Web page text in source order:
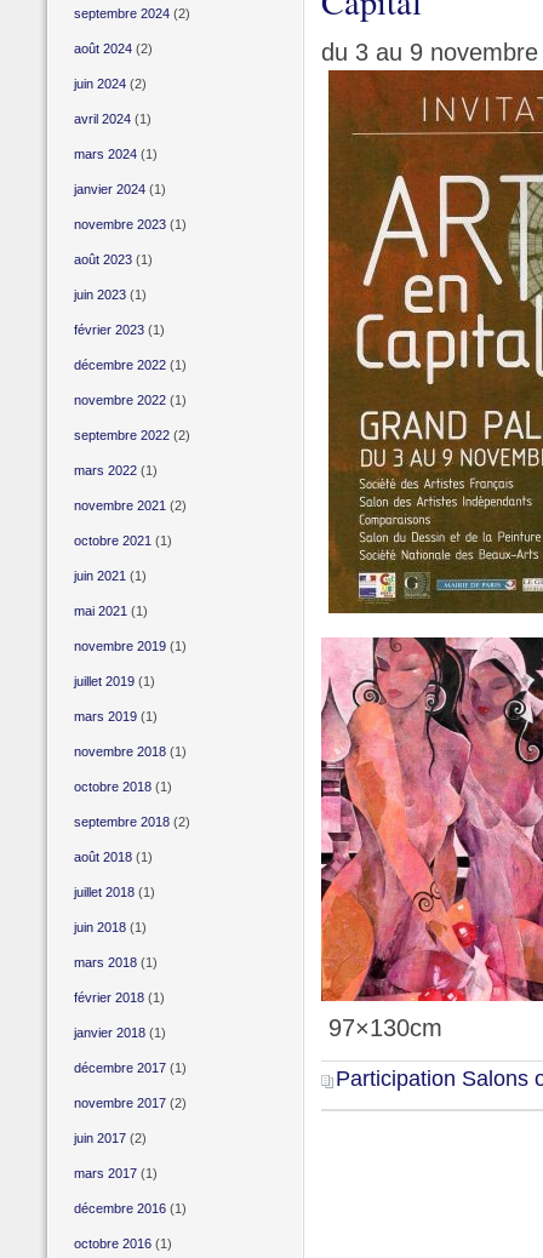
du 3 au 9
97×130cm
Participation Salons
septembre 2024(2)
août 2024(2)
juin 2024(2)
avril 2024(1)
mars 2024(1)
janvier 2024(1)
novembre 2023(1)
août 2023(1)
juin 2023(1)
février 2023(1)
décembre 2022(1)
novembre 2022(1)
septembre 2022(2)
mars 2022(1)
novembre 2021 (2)
octobre 2021 (1)
juin 2021 (1)
mai 2021 (1)
novembre 2019(1)
juillet 2019(1)
mars 2019(1)
novembre 2018(1)
octobre 2018(1)
septembre 2018(2)
août 2018(1)
juillet 2018(1)
juin 2018(1)
mars 2018(1)
février 2018(1)
janvier 2018(1)
décembre 2017(1)
novembre 2017(2)
juin 2017(2)
mars 2017(1)
décembre 2016(1)
octobre 2016(1)